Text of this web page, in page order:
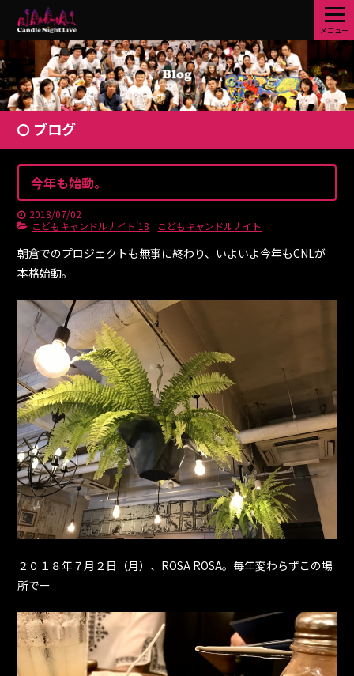
メニュー
ブログ
今年も始動。
2018/07/02
こどもキャンドルナイト'18
こどもキャンドルナイト
朝倉でのプロジェクトも無事に終わり、いよいよ今年もCNLが
本格始動。
２０１８年７月２日（月）、ROSA ROSA。毎年変わらずこの場
所でー